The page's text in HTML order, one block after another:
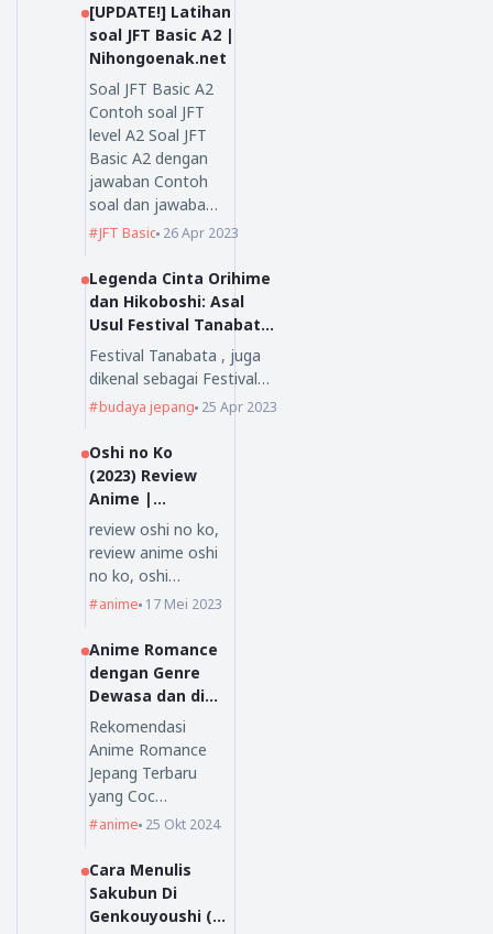
[UPDATE!] Latihan
soal JFT Basic A2 |
Nihongoenak.net
Soal JFT Basic A2
Contoh soal JFT
level A2 Soal JFT
Basic A2 dengan
jawaban Contoh
soal dan jawaba…
JFT Basic 26 Apr 2023
Legenda Cinta Orihime
dan Hikoboshi: Asal
Usul Festival Tanabata
yang Mengagumkan
Festival Tanabata , juga
dikenal sebagai Festival…
budaya jepang 25 Apr 2023
Oshi no Ko
(2023) Review
Anime |
Nihongoenak.ne
t
review oshi no ko,
review anime oshi
no ko, oshi…
anime 17 Mei 2023
Anime Romance
dengan Genre
Dewasa dan di
Sukai Oleh
Orang Dewasa
Rekomendasi
Anime Romance
Jepang Terbaru
yang Coc…
anime 25 Okt 2024
Cara Menulis
Sakubun Di
Genkouyoushi (原